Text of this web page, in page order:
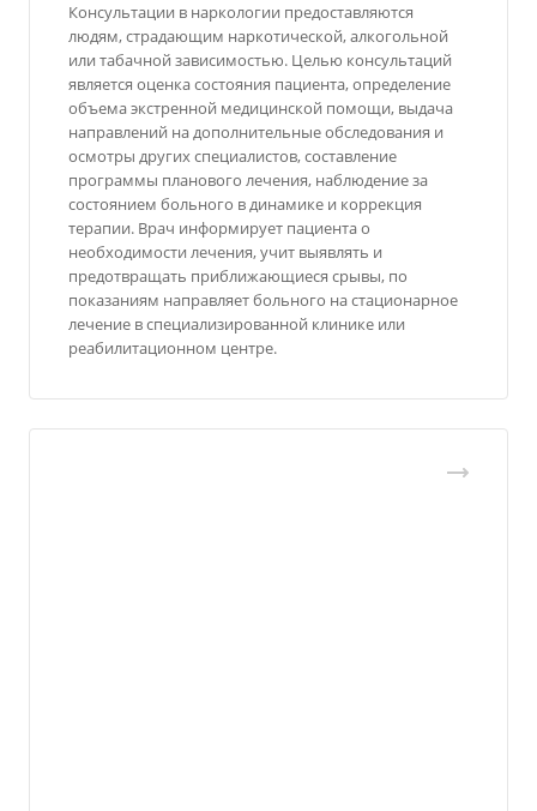
Консультации в наркологии предоставляются
людям, страдающим наркотической, алкогольной
или табачной зависимостью. Целью консультаций
является оценка состояния пациента, определение
объема экстренной медицинской помощи, выдача
направлений на дополнительные обследования и
осмотры других специалистов, составление
программы планового лечения, наблюдение за
состоянием больного в динамике и коррекция
терапии. Врач информирует пациента о
необходимости лечения, учит выявлять и
предотвращать приближающиеся срывы, по
показаниям направляет больного на стационарное
лечение в специализированной клинике или
реабилитационном центре.